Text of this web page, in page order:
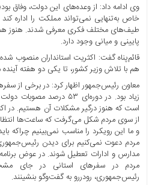
تعرفه
درباره
اخبار
سایت
ارتباط
برگه
نمونه
وی ادامه داد: از وعده‌های این دولت، وفاق
خاص به‌تنهایی نمی‌تواند مملکت را اداره
طیف‌های مختلف فکری معرفی شدند. هنوز هم
پایینی و میانی وجود دارد.
قائم‌پناه گفت: اکثریت استانداران منصوب
هم با تلاش وزیر کشور، تا یکی دو هفته
معاون رئیس‌جمهور اظهار کرد: در برخی از
زیاد بود. در دوره‌ای ۵۳ درصد
است که هنوز درگیر مشکلات آن هستیم‌. در
از سوی مردم شکل می‌گرفت که ساعت‌ها
و ما این رویکرد را مناسب نمی‌بینیم چراکه
مردم دعوت نمی‌کنیم برای دیدن رئیس‌جمهوری
مدارس و ادارات تعطیل شوند. در عوض
مردم در سفرهای استانی در جای
رئیس‌جمهوری، رودررو به گفت‌وگو بنشینند.